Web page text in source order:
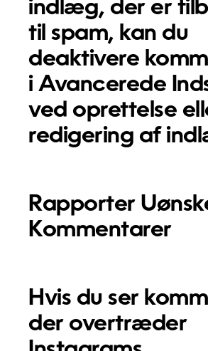
indlæg, der er
til spam, kan du
deaktivere
iAvancerede
ved oprettelse
redigering af
Rapporter
Kommentarer
Hvis du ser
der overtræder